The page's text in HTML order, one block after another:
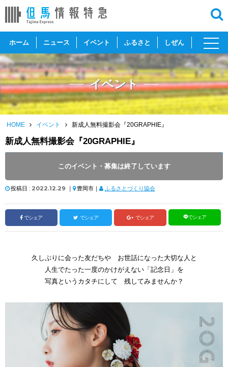
ホーム ニュース イベント ふるさと しぜん
toggle
イベント
HOME イベント 新成人無料撮影会『20GRAPHIE』
新成人無料撮影会『20GRAPHIE』
このイベント・募集は終了しています
開催時間 : 10:00 ～ 18:00
投稿日 : 2022.12.29 ｜ 豊岡市｜ ふるさとづくり協会
でシェア でシェア でシェア でシェア
久しぶりに会った友だちや お世話になった大切な人と
人生でたった一度のかけがえない「記念日」を
写真というカタチにして 残してみませんか？